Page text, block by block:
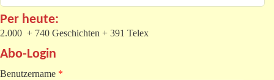
Per heute:
2.000 + 740 Geschichten + 391 Telex
Abo-Login
Benutzername *